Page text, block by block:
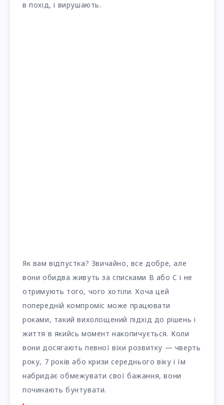
в похід, і вирушають.
Як вам відпустка? Звичайно, все добре, але
вони обидва живуть за списками B або C і не
отримують того, чого хотіли. Хоча цей
попередній компроміс може працювати
роками, такий вихолощений підхід до рішень і
життя в якийсь момент накопичується. Коли
вони досягають певної віхи розвитку — чверть
року, 7 років або кризи середнього віку і їм
набридає обмежувати свої бажання, вони
починають бунтувати.